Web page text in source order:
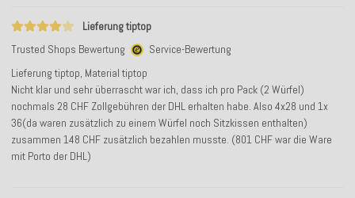
Lieferung tiptop
Trusted Shops Bewertung
Service-Bewertung
Lieferung tiptop, Material tiptop
Nicht klar und sehr überrascht war ich, dass ich pro Pack (2 Würfel)
nochmals 28 CHF Zollgebühren der DHL erhalten habe. Also 4x28 und 1x
36(da waren zusätzlich zu einem Würfel noch Sitzkissen enthalten)
zusammen 148 CHF zusätzlich bezahlen musste. (801 CHF war die Ware
mit Porto der DHL)